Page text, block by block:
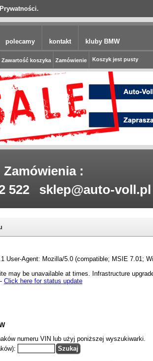
polecamy kontakt kluby BMW
Zawartość koszyka Zamówienie Koszyk jest pusty
Zamówienia :
522
sklep@auto-voll.pl